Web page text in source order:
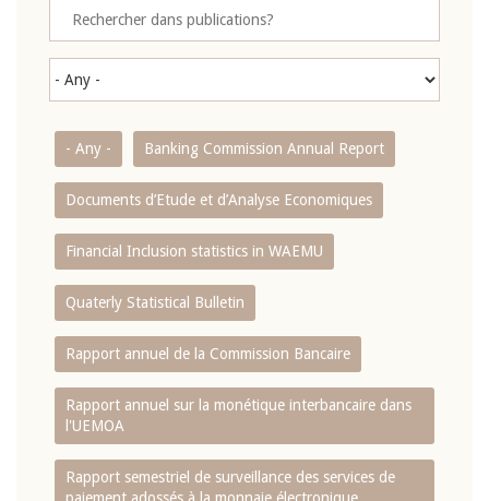
- Any - Banking Commission Annual Report
Documents d’Etude et d’Analyse Economiques
Financial Inclusion statistics in WAEMU
Quaterly Statistical Bulletin
Rapport annuel de la Commission Bancaire
Rapport annuel sur la monétique interbancaire dans
l'UEMOA
Rapport semestriel de surveillance des services de